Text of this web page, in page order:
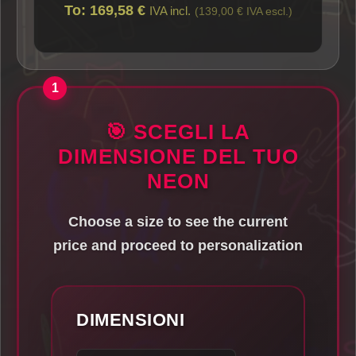
To: 169,58 € IVA incl. (139,00 € IVA escl.)
🎯 SCEGLI LA
DIMENSIONE DEL TUO
NEON
Choose a size to see the current
price and proceed to personalization
DIMENSIONI